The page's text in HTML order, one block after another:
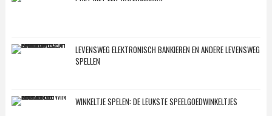
LEVENSWEG ELEKTRONISCH BANKIEREN EN ANDERE LEVENSWEG
SPELLEN
WINKELTJE SPELEN: DE LEUKSTE SPEELGOEDWINKELTJES